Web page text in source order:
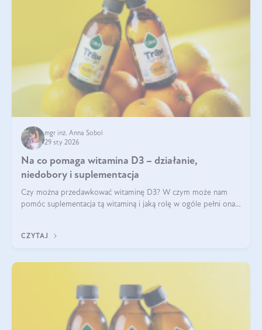
mgr inż. Anna Sobol
29 sty 2026
Na co pomaga witamina D3 – działanie,
niedobory i suplementacja
Czy można przedawkować witaminę D3? W czym może nam
pomóc suplementacja tą witaminą i jaką rolę w ogóle pełni ona
robić?
CZYTAJ